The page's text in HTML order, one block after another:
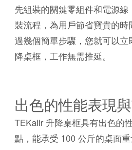
先組裝的關鍵零組件和電源
裝流程，為用戶節省寶貴的
過幾個簡單步驟，您就可以
降桌框，工作無需推延。
出色的性能表現
TEKaiir 升降桌框具有出色的
點，能承受 100 公斤的桌面